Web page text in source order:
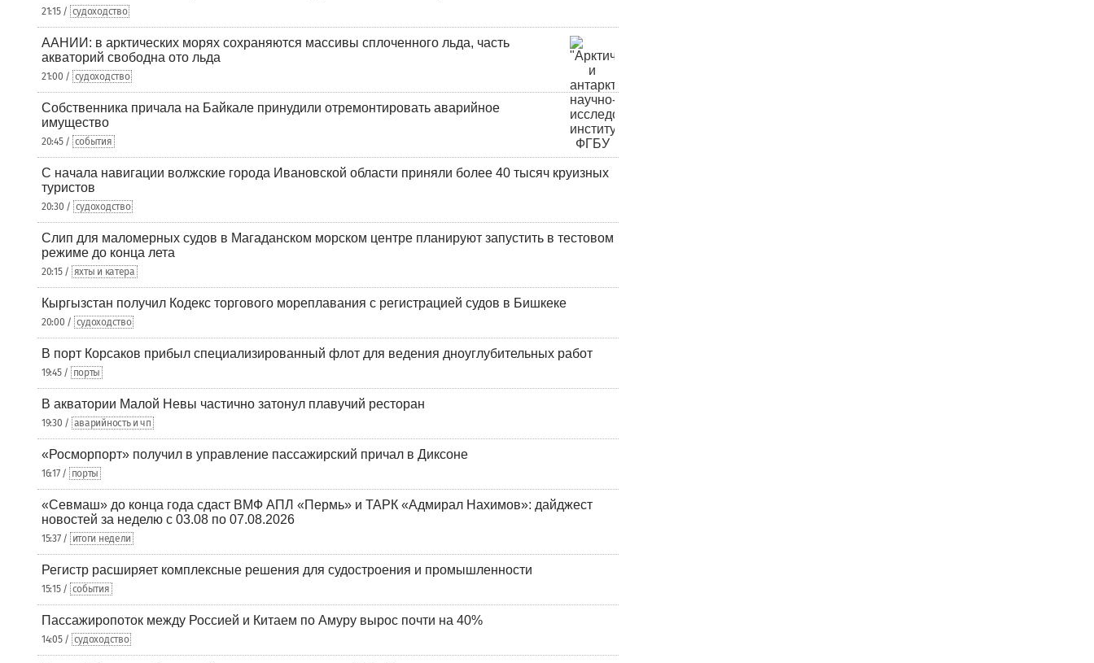
21:15 / судоходство
ААНИИ: в арктических морях сохраняются массивы сплоченного льда, часть
акваторий свободна ото льда
21:00 / судоходство
Собственника причала на Байкале принудили отремонтировать аварийное
имущество
20:45 / события
С начала навигации волжские города Ивановской области приняли более 40 тысяч круизных
туристов
20:30 / судоходство
Слип для маломерных судов в Магаданском морском центре планируют запустить в тестовом
режиме до конца лета
20:15 / яхты и катера
Кыргызстан получил Кодекс торгового мореплавания с регистрацией судов в Бишкеке
20:00 / судоходство
В порт Корсаков прибыл специализированный флот для ведения дноуглубительных работ
19:45 / порты
В акватории Малой Невы частично затонул плавучий ресторан
19:30 / аварийность и чп
«Росморпорт» получил в управление пассажирский причал в Диксоне
16:17 / порты
«Севмаш» до конца года сдаст ВМФ АПЛ «Пермь» и ТАРК «Адмирал Нахимов»: дайджест
новостей за неделю с 03.08 по 07.08.2026
15:37 / итоги недели
Регистр расширяет комплексные решения для судостроения и промышленности
15:15 / события
Пассажиропоток между Россией и Китаем по Амуру вырос почти на 40%
14:05 / судоходство